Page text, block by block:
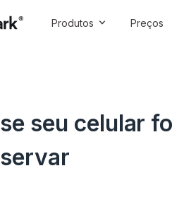
Produtos Preços
seu celular